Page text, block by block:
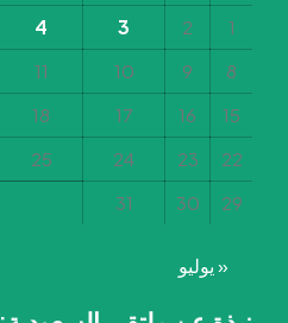
1
2
3
4
8
9
10
11
15
16
17
18
22
23
24
25
29
30
31
« يوليو